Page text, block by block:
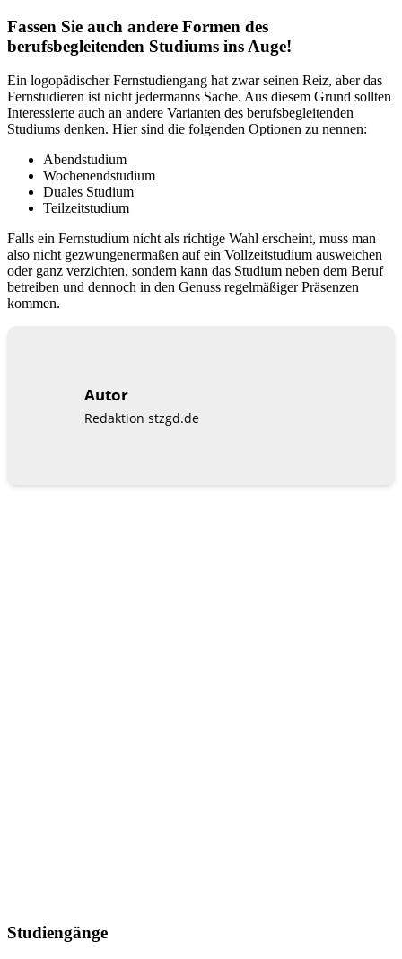
Fassen Sie auch andere Formen des
berufsbegleitenden Studiums ins Auge!
Ein logopädischer Fernstudiengang hat zwar seinen Reiz, aber das
Fernstudieren ist nicht jedermanns Sache. Aus diesem Grund sollten
Interessierte auch an andere Varianten des berufsbegleitenden
Studiums denken. Hier sind die folgenden Optionen zu nennen:
Abendstudium
Wochenendstudium
Duales Studium
Teilzeitstudium
Falls ein Fernstudium nicht als richtige Wahl erscheint, muss man
also nicht gezwungenermaßen auf ein Vollzeitstudium ausweichen
oder ganz verzichten, sondern kann das Studium neben dem Beruf
betreiben und dennoch in den Genuss regelmäßiger Präsenzen
kommen.
Autor
Redaktion stzgd.de
Studiengänge